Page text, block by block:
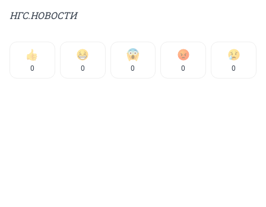
НГС.НОВОСТИ
0 0 0 0 0